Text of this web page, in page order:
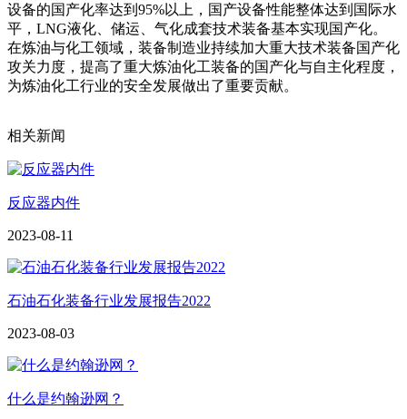
设备的国产化率达到95%以上，国产设备性能整体达到国际水
平，LNG液化、储运、气化成套技术装备基本实现国产化。
在炼油与化工领域，装备制造业持续加大重大技术装备国产化
攻关力度，提高了重大炼油化工装备的国产化与自主化程度，
为炼油化工行业的安全发展做出了重要贡献。
相关新闻
反应器内件
2023-08-11
石油石化装备行业发展报告2022
2023-08-03
什么是约翰逊网？